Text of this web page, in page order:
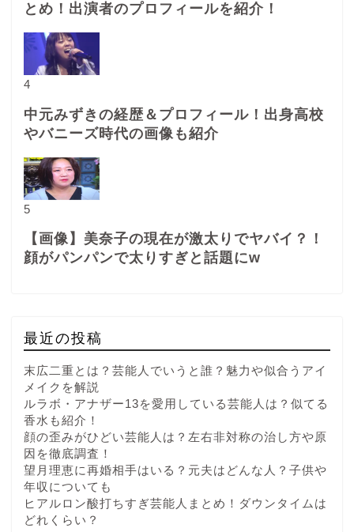
とめ！出演者のプロフィールを紹介！
4
中元みずきの経歴＆プロフィール！出身高校
やバニーズ時代の画像も紹介
5
【画像】美奈子の現在が激太りでヤバイ？！
顔がパンパンで太りすぎと話題にw
最近の投稿
末広二重とは？芸能人でいうと誰？魅力や似合うアイ
メイクを解説
ルラボ・アナザー13を愛用している芸能人は？似てる
香水も紹介！
顔の歪みがひどい芸能人は？左右非対称の治し方や原
因を徹底調査！
望月理恵に再婚相手はいる？元夫はどんな人？子供や
年収についても
ヒアルロン酸打ちすぎ芸能人まとめ！ダウンタイムは
どれくらい？